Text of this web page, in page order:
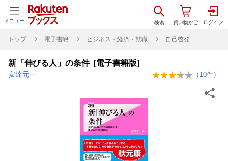
メニュー
トップ 電子書籍 ビジネス・経済・就職 自己啓発
新「伸びる人」の条件 [電子書籍版]
安達元一 （ 10件）